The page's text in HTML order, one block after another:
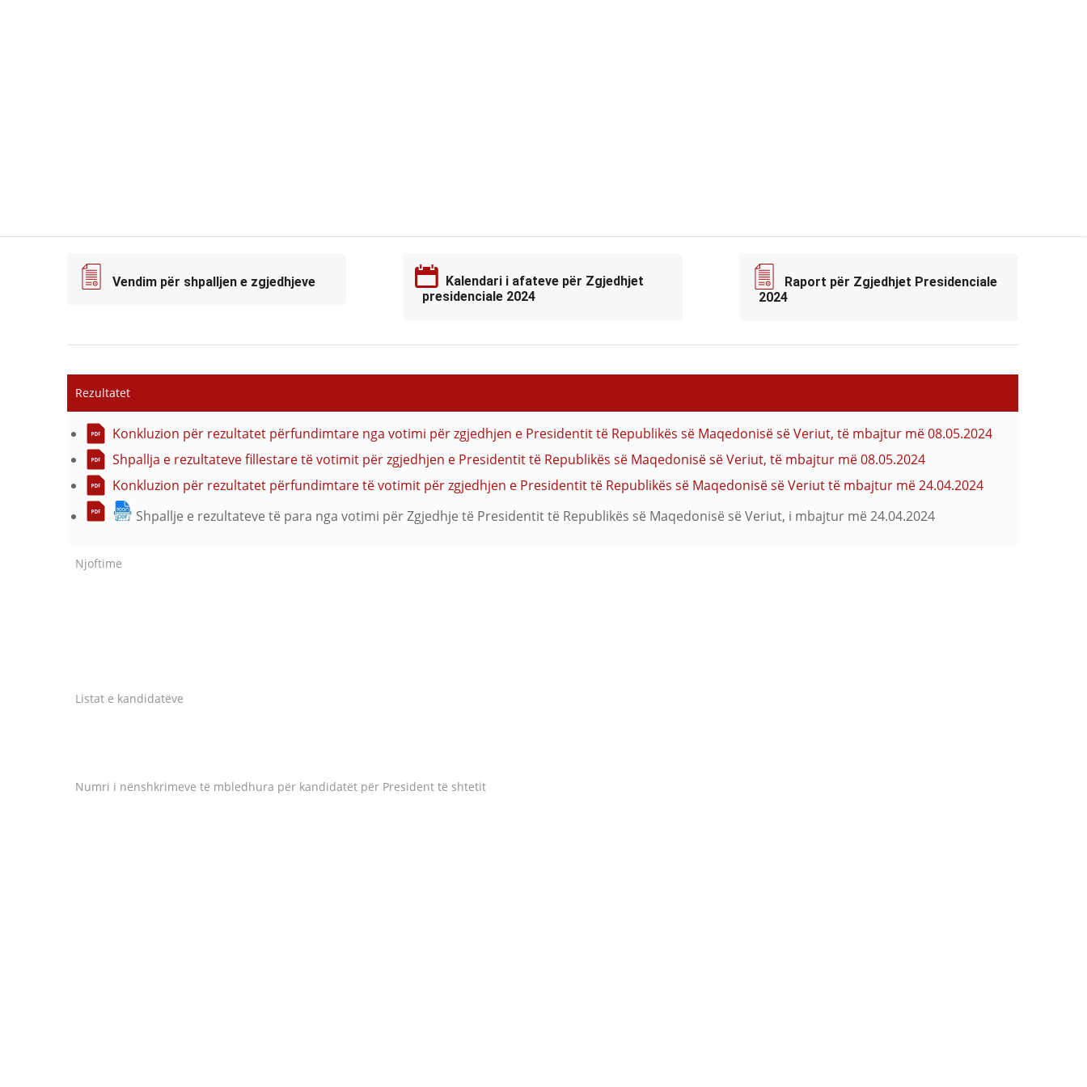
Vendim për shpalljen e zgjedhjeve
Kalendari i afateve për Zgjedhjet
presidenciale 2024
Raport për Zgjedhjet Presidenciale
2024
Rezultatet
Konkluzion për rezultatet përfundimtare nga votimi për zgjedhjen e Presidentit të Republikës së Maqedonisë së Veriut, të mbajtur më 08.05.2024
Shpallja e rezultateve fillestare të votimit për zgjedhjen e Presidentit të Republikës së Maqedonisë së Veriut, të mbajtur më 08.05.2024
Konkluzion për rezultatet përfundimtare të votimit për zgjedhjen e Presidentit të Republikës së Maqedonisë së Veriut të mbajtur më 24.04.2024
Shpallje e rezultateve të para nga votimi për Zgjedhje të Presidentit të Republikës së Maqedonisë së Veriut, i mbajtur më 24.04.2024
Njoftime
Listat e kandidatëve
Numri i nënshkrimeve të mbledhura për kandidatët për President të shtetit